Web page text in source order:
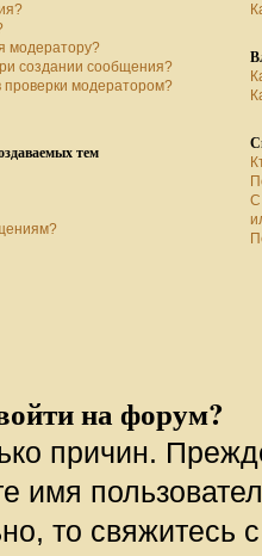
модератору?
создании сообщения?
модератором?
тем
С
на форум?
причин.
имя
то